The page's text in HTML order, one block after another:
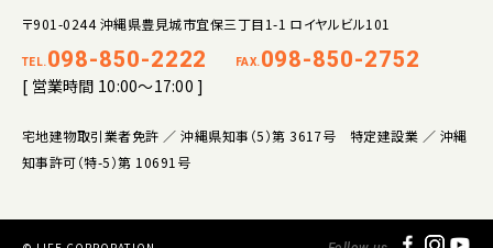
〒901-0244 沖縄県豊見城市宜保三丁目1-1 ロイヤルビル101
TEL. 098-850-2222 FAX. 098-850-2752
[ 営業時間 10:00～17:00 ]
宅地建物取引業者免許 ／ 沖縄県知事（5）第 3617号 特定建設業 ／ 沖縄
知事許可（特-5）第 10691号